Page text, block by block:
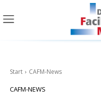
Start CAFM-News
CAFM-NEWS